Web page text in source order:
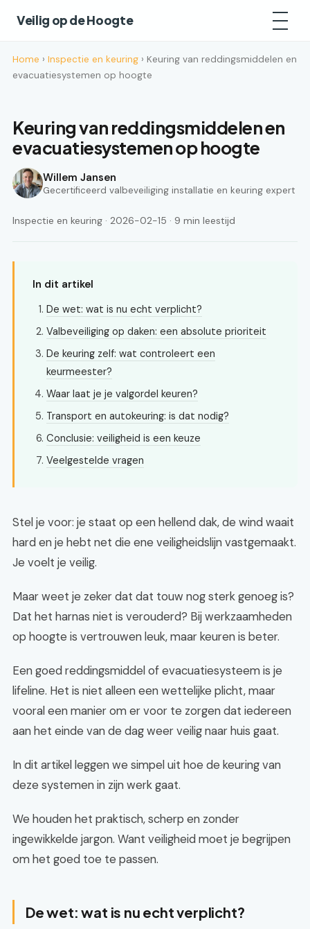
Veilig op de Hoogte
Home › Inspectie en keuring › Keuring van reddingsmiddelen en
evacuatiesystemen op hoogte
Keuring van reddingsmiddelen en
evacuatiesystemen op hoogte
Willem Jansen
Gecertificeerd valbeveiliging installatie en keuring expert
Inspectie en keuring · 2026-02-15 · 9 min leestijd
In dit artikel
De wet: wat is nu echt verplicht?
Valbeveiliging op daken: een absolute prioriteit
De keuring zelf: wat controleert een
keurmeester?
Waar laat je je valgordel keuren?
Transport en autokeuring: is dat nodig?
Conclusie: veiligheid is een keuze
Veelgestelde vragen
Stel je voor: je staat op een hellend dak, de wind waait
hard en je hebt net die ene veiligheidslijn vastgemaakt.
Je voelt je veilig.
Maar weet je zeker dat dat touw nog sterk genoeg is?
Dat het harnas niet is verouderd? Bij werkzaamheden
op hoogte is vertrouwen leuk, maar keuren is beter.
Een goed reddingsmiddel of evacuatiesysteem is je
lifeline. Het is niet alleen een wettelijke plicht, maar
vooral een manier om er voor te zorgen dat iedereen
aan het einde van de dag weer veilig naar huis gaat.
In dit artikel leggen we simpel uit hoe de keuring van
deze systemen in zijn werk gaat.
We houden het praktisch, scherp en zonder
ingewikkelde jargon. Want veiligheid moet je begrijpen
om het goed toe te passen.
De wet: wat is nu echt verplicht?